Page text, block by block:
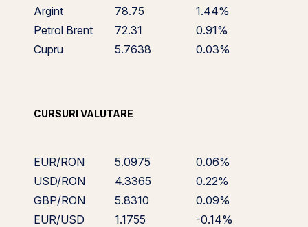
Argint 78.75
1.44%
Petrol Brent
72.31
0.91%
Cupru
5.7638 0.03%
CURSURI VALUTARE
EUR/RON 5.0975
0.06%
USD/RON
4.3365
0.22%
GBP/RON
5.8310
0.09%
EUR/USD
1.1755 -0.14%